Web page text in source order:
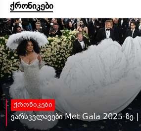
ქრონიკები
ქრონიკები
ვარსკვლავები Met Gala 2025-ზე